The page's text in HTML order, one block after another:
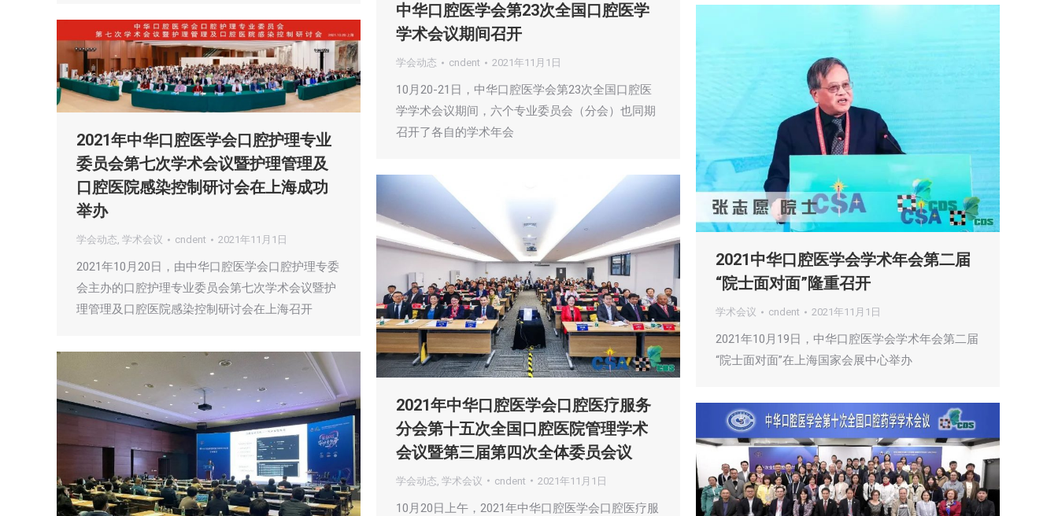
中华口腔医学会第23次全国口腔医学
学术会议期间召开
学会动态 cndent 2021年11月1日
10月20-21日，中华口腔医学会第23次全国口腔医
学学术会议期间，六个专业委员会（分会）也同期
召开了各自的学术年会
2021中华口腔医学会学术年会第二届
“院士面对面”隆重召开
学术会议 cndent 2021年11月1日
2021年10月19日，中华口腔医学会学术年会第二届
“院士面对面”在上海国家会展中心举办
2021年中华口腔医学会口腔护理专业
委员会第七次学术会议暨护理管理及
口腔医院感染控制研讨会在上海成功
举办
学会动态, 学术会议 cndent 2021年11月1日
2021年10月20日，由中华口腔医学会口腔护理专委
会主办的口腔护理专业委员会第七次学术会议暨护
理管理及口腔医院感染控制研讨会在上海召开
2021年中华口腔医学会口腔医疗服务
分会第十五次全国口腔医院管理学术
会议暨第三届第四次全体委员会议
学会动态 学术会议 cndent 2021年11月1日
10月20日上午，2021年中华口腔医学会口腔医疗服